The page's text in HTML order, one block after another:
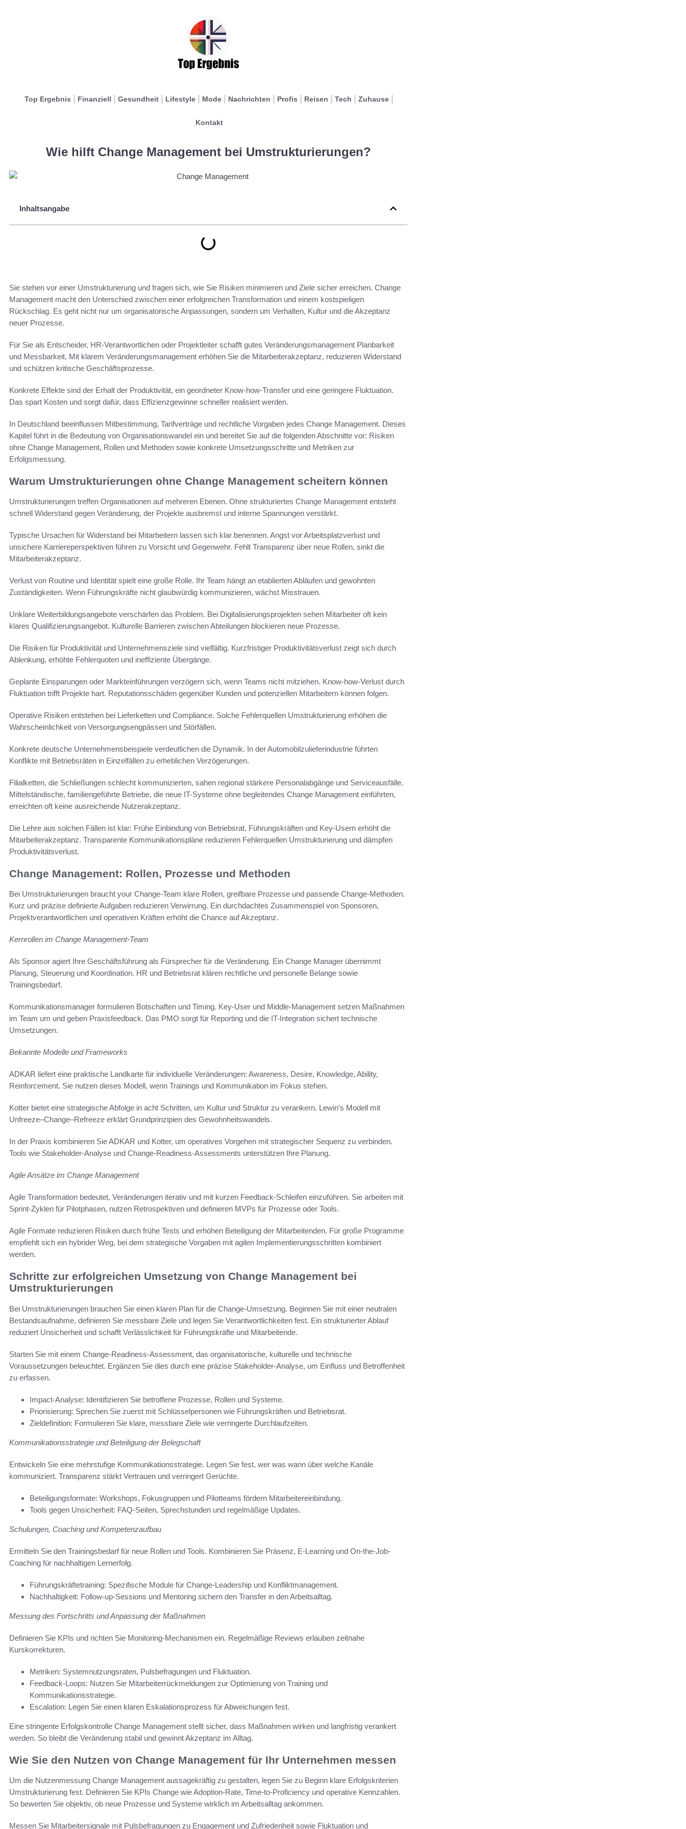
Top Ergebnis Finanziell Gesundheit Lifestyle Mode Nachrichten Profis Reisen Tech Zuhause
Kontakt
Wie hilft Change Management bei Umstrukturierungen?
Inhaltsangabe
Sie stehen vor einer Umstrukturierung und fragen sich, wie Sie Risiken minimieren und Ziele sicher erreichen. Change
Management macht den Unterschied zwischen einer erfolgreichen Transformation und einem kostspieligen
Rückschlag. Es geht nicht nur um organisatorische Anpassungen, sondern um Verhalten, Kultur und die Akzeptanz
neuer Prozesse.
Für Sie als Entscheider, HR-Verantwortlichen oder Projektleiter schafft gutes Veränderungsmanagement Planbarkeit
und Messbarkeit. Mit klarem Veränderungsmanagement erhöhen Sie die Mitarbeiterakzeptanz, reduzieren Widerstand
und schützen kritische Geschäftsprozesse.
Konkrete Effekte sind der Erhalt der Produktivität, ein geordneter Know-how-Transfer und eine geringere Fluktuation.
Das spart Kosten und sorgt dafür, dass Effizienzgewinne schneller realisiert werden.
In Deutschland beeinflussen Mitbestimmung, Tarifverträge und rechtliche Vorgaben jedes Change Management. Dieses
Kapitel führt in die Bedeutung von Organisationswandel ein und bereitet Sie auf die folgenden Abschnitte vor: Risiken
ohne Change Management, Rollen und Methoden sowie konkrete Umsetzungsschritte und Metriken zur
Erfolgsmessung.
Warum Umstrukturierungen ohne Change Management scheitern können
Umstrukturierungen treffen Organisationen auf mehreren Ebenen. Ohne strukturiertes Change Management entsteht
schnell Widerstand gegen Veränderung, der Projekte ausbremst und interne Spannungen verstärkt.
Typische Ursachen für Widerstand bei Mitarbeitern lassen sich klar benennen. Angst vor Arbeitsplatzverlust und
unsichere Karriereperspektiven führen zu Vorsicht und Gegenwehr. Fehlt Transparenz über neue Rollen, sinkt die
Mitarbeiterakzeptanz.
Verlust von Routine und Identität spielt eine große Rolle. Ihr Team hängt an etablierten Abläufen und gewohnten
Zuständigkeiten. Wenn Führungskräfte nicht glaubwürdig kommunizieren, wächst Misstrauen.
Unklare Weiterbildungsangebote verschärfen das Problem. Bei Digitalisierungsprojekten sehen Mitarbeiter oft kein
klares Qualifizierungsangebot. Kulturelle Barrieren zwischen Abteilungen blockieren neue Prozesse.
Die Risiken für Produktivität und Unternehmensziele sind vielfältig. Kurzfristiger Produktivitätsverlust zeigt sich durch
Ablenkung, erhöhte Fehlerquoten und ineffiziente Übergänge.
Geplante Einsparungen oder Markteinführungen verzögern sich, wenn Teams nicht mitziehen. Know-how-Verlust durch
Fluktuation trifft Projekte hart. Reputationsschäden gegenüber Kunden und potenziellen Mitarbeitern können folgen.
Operative Risiken entstehen bei Lieferketten und Compliance. Solche Fehlerquellen Umstrukturierung erhöhen die
Wahrscheinlichkeit von Versorgungsengpässen und Störfällen.
Konkrete deutsche Unternehmensbeispiele verdeutlichen die Dynamik. In der Automobilzulieferindustrie führten
Konflikte mit Betriebsräten in Einzelfällen zu erheblichen Verzögerungen.
Filialketten, die Schließungen schlecht kommunizierten, sahen regional stärkere Personalabgänge und Serviceausfälle.
Mittelständische, familiengeführte Betriebe, die neue IT-Systeme ohne begleitendes Change Management einführten,
erreichten oft keine ausreichende Nutzerakzeptanz.
Die Lehre aus solchen Fällen ist klar: Frühe Einbindung von Betriebsrat, Führungskräften und Key-Usern erhöht die
Mitarbeiterakzeptanz. Transparente Kommunikationspläne reduzieren Fehlerquellen Umstrukturierung und dämpfen
Produktivitätsverlust.
Change Management: Rollen, Prozesse und Methoden
Bei Umstrukturierungen braucht your Change-Team klare Rollen, greifbare Prozesse und passende Change-Methoden.
Kurz und präzise definierte Aufgaben reduzieren Verwirrung. Ein durchdachtes Zusammenspiel von Sponsoren,
Projektverantwortlichen und operativen Kräften erhöht die Chance auf Akzeptanz.
Kernrollen im Change Management-Team
Als Sponsor agiert Ihre Geschäftsführung als Fürsprecher für die Veränderung. Ein Change Manager übernimmt
Planung, Steuerung und Koordination. HR und Betriebsrat klären rechtliche und personelle Belange sowie
Trainingsbedarf.
Kommunikationsmanager formulieren Botschaften und Timing. Key-User und Middle-Management setzen Maßnahmen
im Team um und geben Praxisfeedback. Das PMO sorgt für Reporting und die IT-Integration sichert technische
Umsetzungen.
Bekannte Modelle und Frameworks
ADKAR liefert eine praktische Landkarte für individuelle Veränderungen: Awareness, Desire, Knowledge, Ability,
Reinforcement. Sie nutzen dieses Modell, wenn Trainings und Kommunikation im Fokus stehen.
Kotter bietet eine strategische Abfolge in acht Schritten, um Kultur und Struktur zu verankern. Lewin’s Modell mit
Unfreeze–Change–Refreeze erklärt Grundprinzipien des Gewohnheitswandels.
In der Praxis kombinieren Sie ADKAR und Kotter, um operatives Vorgehen mit strategischer Sequenz zu verbinden.
Tools wie Stakeholder-Analyse und Change-Readiness-Assessments unterstützen Ihre Planung.
Agile Ansätze im Change Management
Agile Transformation bedeutet, Veränderungen iterativ und mit kurzen Feedback-Schleifen einzuführen. Sie arbeiten mit
Sprint-Zyklen für Pilotphasen, nutzen Retrospektiven und definieren MVPs für Prozesse oder Tools.
Agile Formate reduzieren Risiken durch frühe Tests und erhöhen Beteiligung der Mitarbeitenden. Für große Programme
empfiehlt sich ein hybrider Weg, bei dem strategische Vorgaben mit agilen Implementierungsschritten kombiniert
werden.
Schritte zur erfolgreichen Umsetzung von Change Management bei
Umstrukturierungen
Bei Umstrukturierungen brauchen Sie einen klaren Plan für die Change-Umsetzung. Beginnen Sie mit einer neutralen
Bestandsaufnahme, definieren Sie messbare Ziele und legen Sie Verantwortlichkeiten fest. Ein strukturierter Ablauf
reduziert Unsicherheit und schafft Verlässlichkeit für Führungskräfte und Mitarbeitende.
Starten Sie mit einem Change-Readiness-Assessment, das organisatorische, kulturelle und technische
Voraussetzungen beleuchtet. Ergänzen Sie dies durch eine präzise Stakeholder-Analyse, um Einfluss und Betroffenheit
zu erfassen.
Impact-Analyse: Identifizieren Sie betroffene Prozesse, Rollen und Systeme.
Priorisierung: Sprechen Sie zuerst mit Schlüsselpersonen wie Führungskräften und Betriebsrat.
Zieldefinition: Formulieren Sie klare, messbare Ziele wie verringerte Durchlaufzeiten.
Kommunikationsstrategie und Beteiligung der Belegschaft
Entwickeln Sie eine mehrstufige Kommunikationsstrategie. Legen Sie fest, wer was wann über welche Kanäle
kommuniziert. Transparenz stärkt Vertrauen und verringert Gerüchte.
Beteiligungsformate: Workshops, Fokusgruppen und Pilotteams fördern Mitarbeitereinbindung.
Tools gegen Unsicherheit: FAQ-Seiten, Sprechstunden und regelmäßige Updates.
Schulungen, Coaching und Kompetenzaufbau
Ermitteln Sie den Trainingsbedarf für neue Rollen und Tools. Kombinieren Sie Präsenz, E-Learning und On-the-Job-
Coaching für nachhaltigen Lernerfolg.
Führungskräftetraining: Spezifische Module für Change-Leadership und Konfliktmanagement.
Nachhaltigkeit: Follow-up-Sessions und Mentoring sichern den Transfer in den Arbeitsalltag.
Messung des Fortschritts und Anpassung der Maßnahmen
Definieren Sie KPIs und richten Sie Monitoring-Mechanismen ein. Regelmäßige Reviews erlauben zeitnahe
Kurskorrekturen.
Metriken: Systemnutzungsraten, Pulsbefragungen und Fluktuation.
Feedback-Loops: Nutzen Sie Mitarbeiterrückmeldungen zur Optimierung von Training und
Kommunikationsstrategie.
Escalation: Legen Sie einen klaren Eskalationsprozess für Abweichungen fest.
Eine stringente Erfolgskontrolle Change Management stellt sicher, dass Maßnahmen wirken und langfristig verankert
werden. So bleibt die Veränderung stabil und gewinnt Akzeptanz im Alltag.
Wie Sie den Nutzen von Change Management für Ihr Unternehmen messen
Um die Nutzenmessung Change Management aussagekräftig zu gestalten, legen Sie zu Beginn klare Erfolgskriterien
Umstrukturierung fest. Definieren Sie KPIs Change wie Adoption-Rate, Time-to-Proficiency und operative Kennzahlen.
So bewerten Sie objektiv, ob neue Prozesse und Systeme wirklich im Arbeitsalltag ankommen.
Messen Sie Mitarbeitersignale mit Pulsbefragungen zu Engagement und Zufriedenheit sowie Fluktuation und